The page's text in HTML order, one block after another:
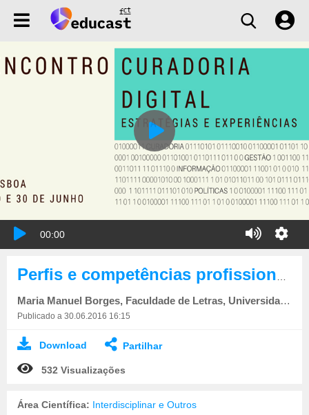
00:00
Maria Manuel Borges, Faculdade de Letras, Universidade de Coimbra
Publicado a 30.06.2016 16:15
Download Partilhar
532 Visualizações
Área Científica: Interdisciplinar e Outros